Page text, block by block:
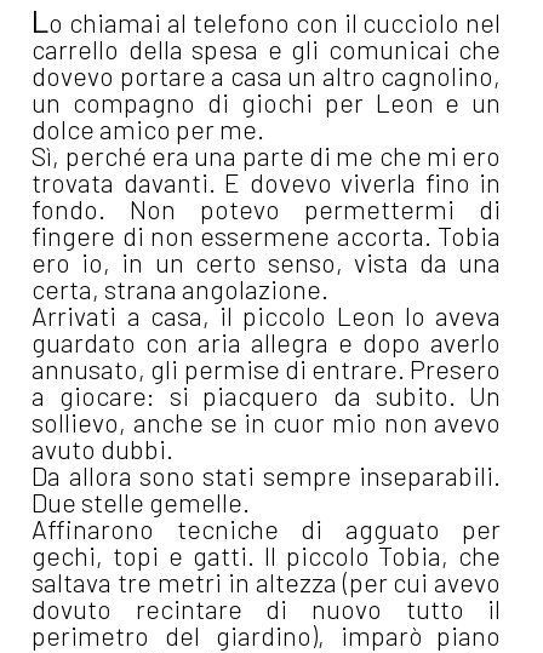
Lo chiamai al telefono con il cucciolo nel
carrello della spesa e gli comunicai che
dovevo portare a casa un altro cagnolino,
un compagno di giochi per Leon e un
dolce amico per me.
Sì, perché era una parte di me che mi ero
trovata davanti. E dovevo viverla fino in
fondo. Non potevo permettermi di
fingere di non essermene accorta. Tobia
ero io, in un certo senso, vista da una
certa, strana angolazione.
Arrivati a casa, il piccolo Leon lo aveva
guardato con aria allegra e dopo averlo
annusato, gli permise di entrare. Presero
a giocare: si piacquero da subito. Un
sollievo, anche se in cuor mio non avevo
avuto dubbi.
Da allora sono stati sempre inseparabili.
Due stelle gemelle.
Affinarono tecniche di agguato per
gechi, topi e gatti. Il piccolo Tobia, che
saltava tre metri in altezza (per cui avevo
dovuto recintare di nuovo tutto il
perimetro del giardino), imparò piano